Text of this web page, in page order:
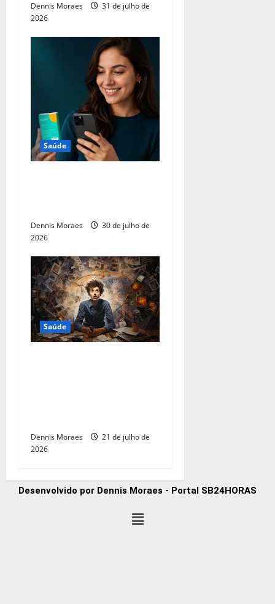
Dennis Moraes
31 de julho de
2026
Saúde
Dennis Moraes
30 de julho de
2026
Saúde
Dennis Moraes
21 de julho de
2026
Desenvolvido por Dennis Moraes - Portal SB24HORAS